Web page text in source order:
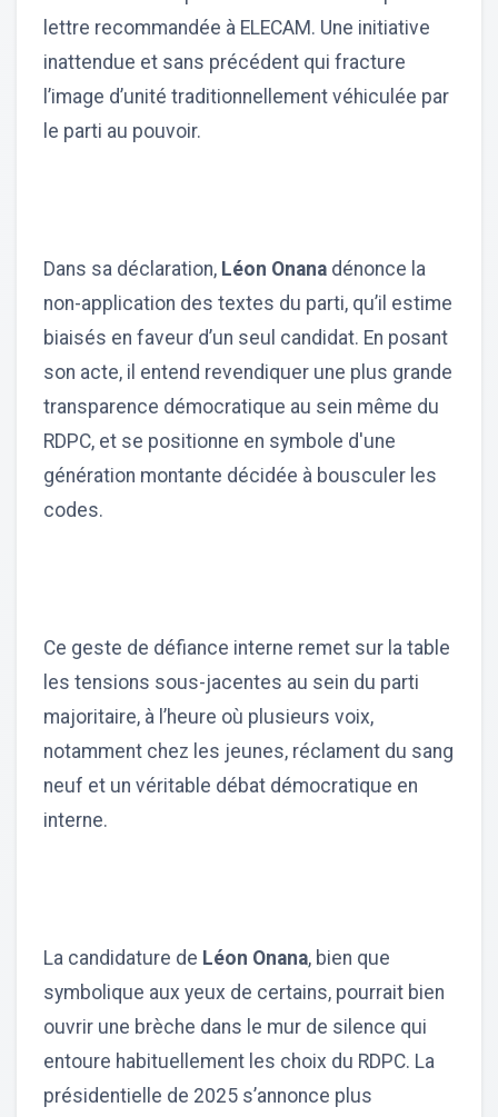
lettre recommandée à ELECAM. Une initiative
inattendue et sans précédent qui fracture
l’image d’unité traditionnellement véhiculée par
le parti au pouvoir.
Dans sa déclaration, Léon Onana dénonce la
non-application des textes du parti, qu’il estime
biaisés en faveur d’un seul candidat. En posant
son acte, il entend revendiquer une plus grande
transparence démocratique au sein même du
RDPC, et se positionne en symbole d'une
génération montante décidée à bousculer les
codes.
Ce geste de défiance interne remet sur la table
les tensions sous-jacentes au sein du parti
majoritaire, à l’heure où plusieurs voix,
notamment chez les jeunes, réclament du sang
neuf et un véritable débat démocratique en
interne.
La candidature de Léon Onana, bien que
symbolique aux yeux de certains, pourrait bien
ouvrir une brèche dans le mur de silence qui
entoure habituellement les choix du RDPC. La
présidentielle de 2025 s’annonce plus